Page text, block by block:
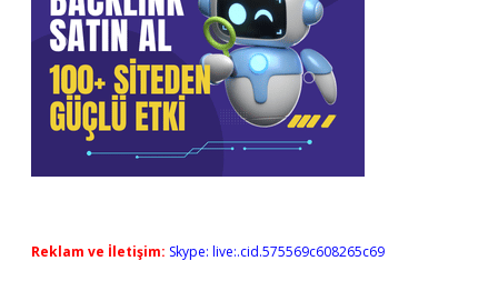
Reklam ve İletişim: Skype: live:.cid.575569c608265c69